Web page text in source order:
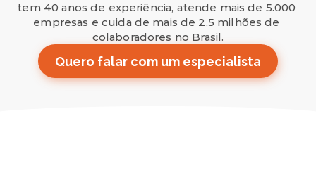
tem 40 anos de experiência, atende mais de 5.000
empresas e cuida de mais de 2,5 milhões de
colaboradores no Brasil.
Quero falar com um especialista